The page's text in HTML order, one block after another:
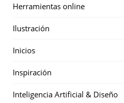
Herramientas online
Ilustración
Inicios
Inspiración
Inteligencia Artificial & Diseño